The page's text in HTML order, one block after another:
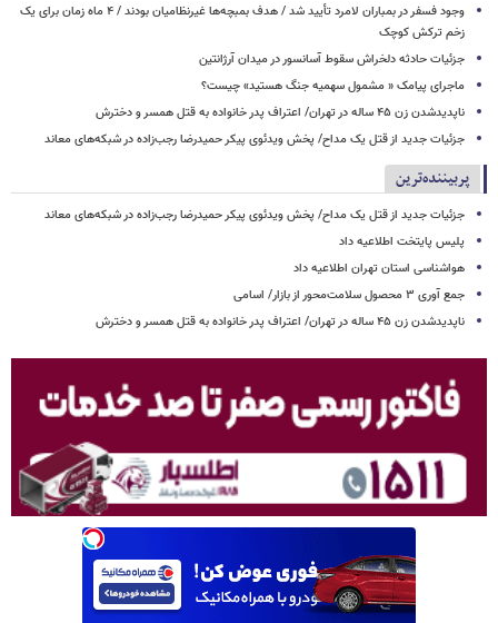
وجود فسفر در بمباران لامرد تأیید شد / هدف بمبچه‌ها غیرنظامیان بودند / ۴ ماه زمان برای یک
زخم ترکش کوچک
جزئیات حادثه دلخراش سقوط آسانسور در میدان آرژانتین
ماجرای پیامک « مشمول سهمیه جنگ هستید» چیست؟
ناپدیدشدن زن ۴۵ ساله در تهران/ اعتراف پدر خانواده به قتل همسر و دخترش
جزئیات جدید از قتل یک مداح/ پخش ویدئوی پیکر حمیدرضا رجب‌زاده در شبکه‌های معاند
پربیننده‌ترین
جزئیات جدید از قتل یک مداح/ پخش ویدئوی پیکر حمیدرضا رجب‌زاده در شبکه‌های معاند
پلیس پایتخت اطلاعیه داد
هواشناسی استان تهران اطلاعیه داد
جمع آوری ۳ محصول سلامت‌محور از بازار/ اسامی
ناپدیدشدن زن ۴۵ ساله در تهران/ اعتراف پدر خانواده به قتل همسر و دخترش